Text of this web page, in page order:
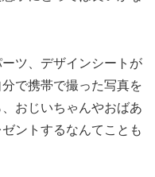
ツ、デザインシートが
で携帯で撮った写真を
おじいちゃんやおばあ
ントするなんてことも